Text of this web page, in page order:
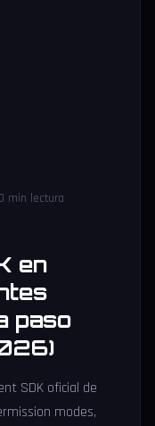
min lectura
en
paso
SDK oficial de
modes,